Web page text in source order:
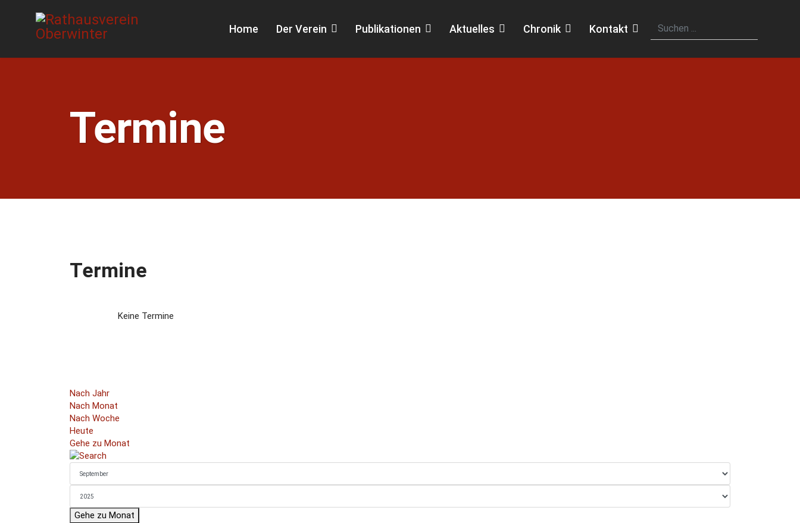
Home Der Verein Publikationen Aktuelles Chronik Kontakt
Termine
Termine
Keine Termine
Nach Jahr
Nach Monat
Nach Woche
Heute
Gehe zu Monat
Gehe zu Monat